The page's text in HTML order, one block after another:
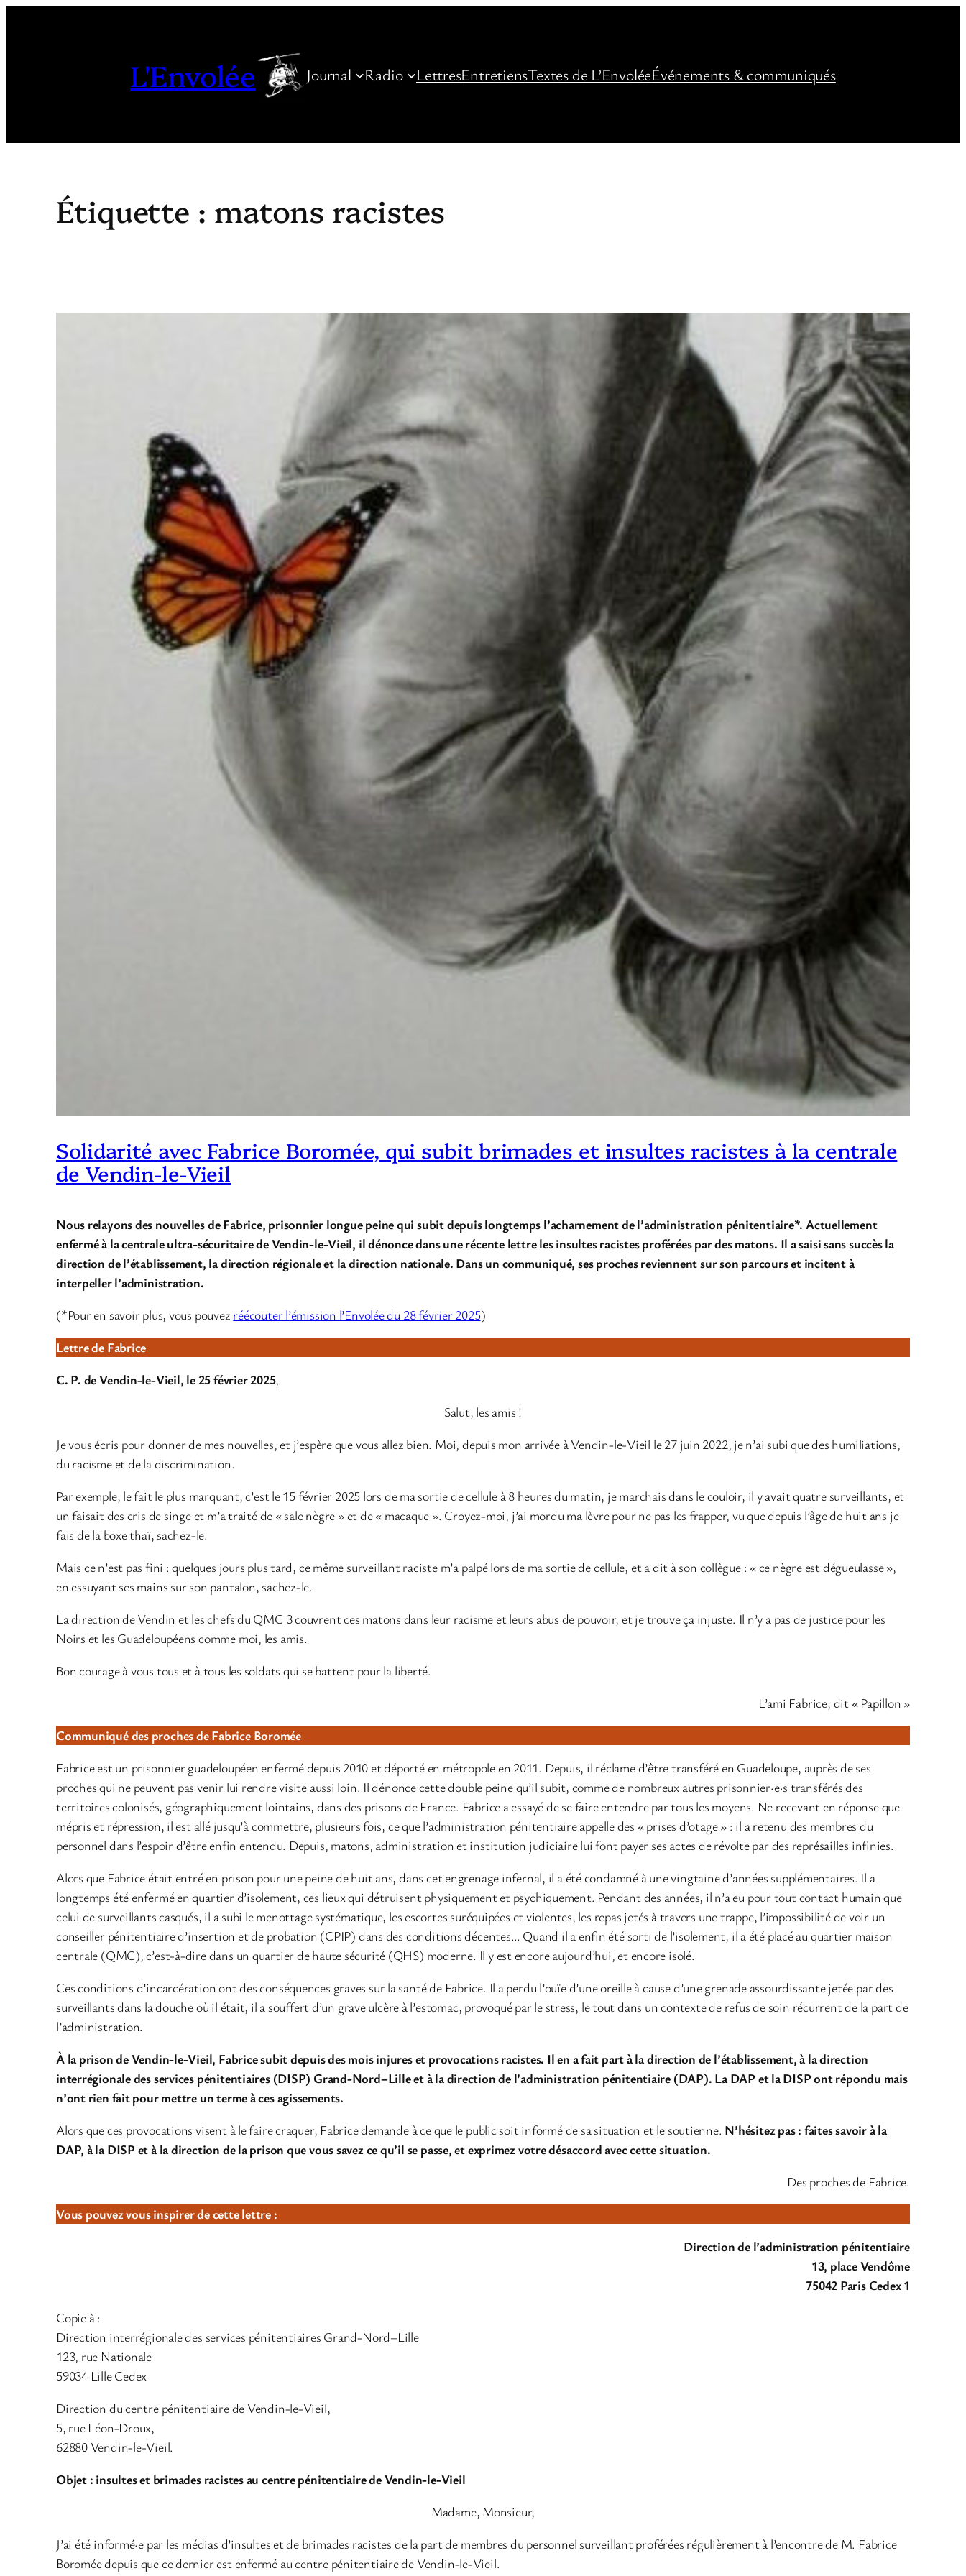
L'Envolée Journal Radio LettresEntretiensTextes de L’EnvoléeÉvénements & communiqués
Étiquette : matons racistes
Solidarité avec Fabrice Boromée, qui subit brimades et insultes racistes à la centrale
de Vendin-le-Vieil
Nous relayons des nouvelles de Fabrice, prisonnier longue peine qui subit depuis longtemps l’acharnement de l’administration pénitentiaire*. Actuellement
enfermé à la centrale ultra-sécuritaire de Vendin-le-Vieil, il dénonce dans une récente lettre les insultes racistes proférées par des matons. Il a saisi sans succès la
direction de l’établissement, la direction régionale et la direction nationale. Dans un communiqué, ses proches reviennent sur son parcours et incitent à
interpeller l’administration.
(*Pour en savoir plus, vous pouvez réécouter l’émission l’Envolée du 28 février 2025)
Lettre de Fabrice
C. P. de Vendin-le-Vieil, le 25 février 2025,
Salut, les amis !
Je vous écris pour donner de mes nouvelles, et j’espère que vous allez bien. Moi, depuis mon arrivée à Vendin-le-Vieil le 27 juin 2022, je n’ai subi que des humiliations,
du racisme et de la discrimination.
Par exemple, le fait le plus marquant, c’est le 15 février 2025 lors de ma sortie de cellule à 8 heures du matin, je marchais dans le couloir, il y avait quatre surveillants, et
un faisait des cris de singe et m’a traité de « sale nègre » et de « macaque ». Croyez-moi, j’ai mordu ma lèvre pour ne pas les frapper, vu que depuis l’âge de huit ans je
fais de la boxe thaï, sachez-le.
Mais ce n’est pas fini : quelques jours plus tard, ce même surveillant raciste m’a palpé lors de ma sortie de cellule, et a dit à son collègue : « ce nègre est dégueulasse »,
en essuyant ses mains sur son pantalon, sachez-le.
La direction de Vendin et les chefs du QMC 3 couvrent ces matons dans leur racisme et leurs abus de pouvoir, et je trouve ça injuste. Il n’y a pas de justice pour les
Noirs et les Guadeloupéens comme moi, les amis.
Bon courage à vous tous et à tous les soldats qui se battent pour la liberté.
L’ami Fabrice, dit « Papillon »
Communiqué des proches de Fabrice Boromée
Fabrice est un prisonnier guadeloupéen enfermé depuis 2010 et déporté en métropole en 2011. Depuis, il réclame d’être transféré en Guadeloupe, auprès de ses
proches qui ne peuvent pas venir lui rendre visite aussi loin. Il dénonce cette double peine qu’il subit, comme de nombreux autres prisonnier·e·s transférés des
territoires colonisés, géographiquement lointains, dans des prisons de France. Fabrice a essayé de se faire entendre par tous les moyens. Ne recevant en réponse que
mépris et répression, il est allé jusqu’à commettre, plusieurs fois, ce que l’administration pénitentiaire appelle des « prises d’otage » : il a retenu des membres du
personnel dans l’espoir d’être enfin entendu. Depuis, matons, administration et institution judiciaire lui font payer ses actes de révolte par des représailles infinies.
Alors que Fabrice était entré en prison pour une peine de huit ans, dans cet engrenage infernal, il a été condamné à une vingtaine d’années supplémentaires. Il a
longtemps été enfermé en quartier d’isolement, ces lieux qui détruisent physiquement et psychiquement. Pendant des années, il n’a eu pour tout contact humain que
celui de surveillants casqués, il a subi le menottage systématique, les escortes suréquipées et violentes, les repas jetés à travers une trappe, l’impossibilité de voir un
conseiller pénitentiaire d’insertion et de probation (CPIP) dans des conditions décentes… Quand il a enfin été sorti de l’isolement, il a été placé au quartier maison
centrale (QMC), c’est-à-dire dans un quartier de haute sécurité (QHS) moderne. Il y est encore aujourd’hui, et encore isolé.
Ces conditions d’incarcération ont des conséquences graves sur la santé de Fabrice. Il a perdu l’ouïe d’une oreille à cause d’une grenade assourdissante jetée par des
surveillants dans la douche où il était, il a souffert d’un grave ulcère à l’estomac, provoqué par le stress, le tout dans un contexte de refus de soin récurrent de la part de
l’administration.
À la prison de Vendin-le-Vieil, Fabrice subit depuis des mois injures et provocations racistes. Il en a fait part à la direction de l’établissement, à la direction
interrégionale des services pénitentiaires (DISP) Grand-Nord–Lille et à la direction de l’administration pénitentiaire (DAP). La DAP et la DISP ont répondu mais
n’ont rien fait pour mettre un terme à ces agissements.
Alors que ces provocations visent à le faire craquer, Fabrice demande à ce que le public soit informé de sa situation et le soutienne. N’hésitez pas : faites savoir à la
DAP, à la DISP et à la direction de la prison que vous savez ce qu’il se passe, et exprimez votre désaccord avec cette situation.
Des proches de Fabrice.
Vous pouvez vous inspirer de cette lettre :
Direction de l’administration pénitentiaire
13, place Vendôme
75042 Paris Cedex 1
Copie à :
Direction interrégionale des services pénitentiaires Grand-Nord–Lille
123, rue Nationale
59034 Lille Cedex
Direction du centre pénitentiaire de Vendin-le-Vieil,
5, rue Léon-Droux,
62880 Vendin-le-Vieil.
Objet : insultes et brimades racistes au centre pénitentiaire de Vendin-le-Vieil
Madame, Monsieur,
J’ai été informé·e par les médias d’insultes et de brimades racistes de la part de membres du personnel surveillant proférées régulièrement à l’encontre de M. Fabrice
Boromée depuis que ce dernier est enfermé au centre pénitentiaire de Vendin-le-Vieil.